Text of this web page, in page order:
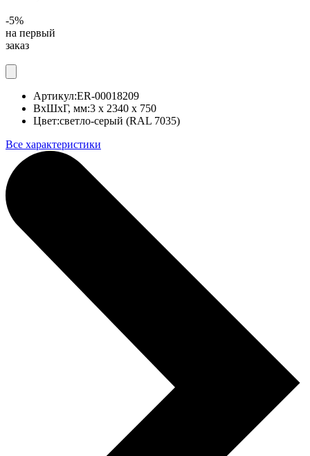
-5%
на первый
заказ
Артикул:ER-00018209
ВхШхГ, мм:3 x 2340 x 750
Цвет:светло-серый (RAL 7035)
Все характеристики